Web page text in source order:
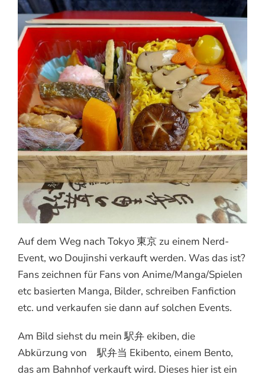
Auf dem Weg nach Tokyo 東京 zu einem Nerd-
Event, wo Doujinshi verkauft werden. Was das ist?
Fans zeichnen für Fans von Anime/Manga/Spielen
etc basierten Manga, Bilder, schreiben Fanfiction
etc. und verkaufen sie dann auf solchen Events.
Am Bild siehst du mein 駅弁 ekiben, die
Abkürzung von 駅弁当 Ekibento, einem Bento,
das am Bahnhof verkauft wird. Dieses hier ist ein